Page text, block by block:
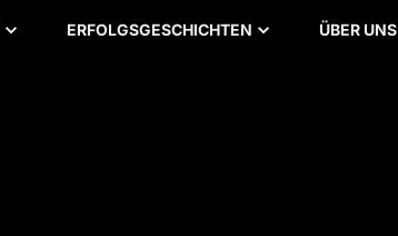
ERFOLGSGESCHICHTEN ÜBER UNS